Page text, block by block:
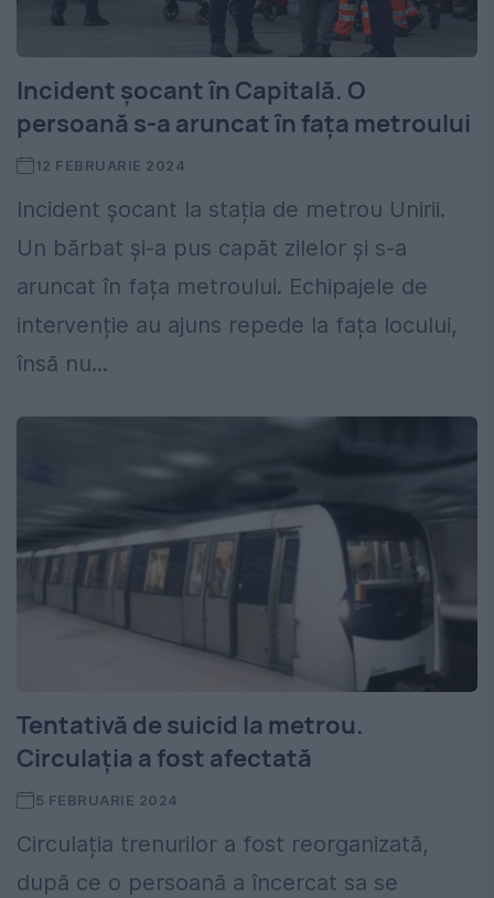
Incident șocant în Capitală. O
persoană s-a aruncat în fața metroului
12 FEBRUARIE 2024
Incident șocant la stația de metrou Unirii.
Un bărbat și-a pus capăt zilelor și s-a
aruncat în fața metroului. Echipajele de
intervenție au ajuns repede la fața locului,
însă nu...
Tentativă de suicid la metrou.
Circulația a fost afectată
5 FEBRUARIE 2024
Circulația trenurilor a fost reorganizată,
după ce o persoană a încercat sa se